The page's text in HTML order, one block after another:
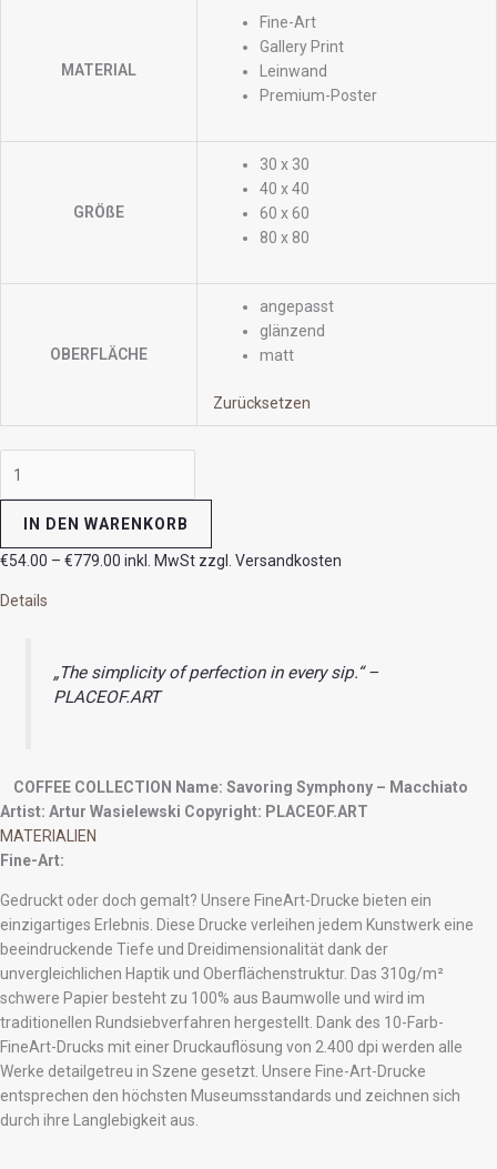
MATERIAL
Fine-Art
Gallery Print
Leinwand
Premium-Poster
GRÖßE
30 x 30
40 x 40
60 x 60
80 x 80
OBERFLÄCHE
angepasst
glänzend
matt
Zurücksetzen
IN DEN WARENKORB
€54.00 – €779.00 inkl. MwSt zzgl. Versandkosten
Details
„The simplicity of perfection in every sip.“ –
PLACEOF.ART
COFFEE COLLECTION Name: Savoring Symphony – Macchiato
Artist: Artur Wasielewski Copyright: PLACEOF.ART
MATERIALIEN
Fine-Art:
Gedruckt oder doch gemalt? Unsere FineArt-Drucke bieten ein
einzigartiges Erlebnis. Diese Drucke verleihen jedem Kunstwerk eine
beeindruckende Tiefe und Dreidimensionalität dank der
unvergleichlichen Haptik und Oberflächenstruktur. Das 310g/m²
schwere Papier besteht zu 100% aus Baumwolle und wird im
traditionellen Rundsiebverfahren hergestellt. Dank des 10-Farb-
FineArt-Drucks mit einer Druckauflösung von 2.400 dpi werden alle
Werke detailgetreu in Szene gesetzt. Unsere Fine-Art-Drucke
entsprechen den höchsten Museumsstandards und zeichnen sich
durch ihre Langlebigkeit aus.